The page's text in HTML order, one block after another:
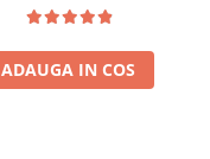
ADAUGA IN COS